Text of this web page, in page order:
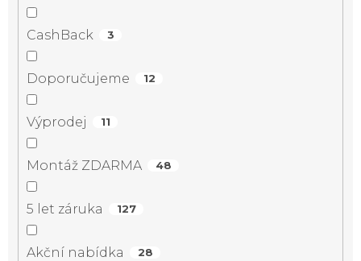
CashBack 3
Doporučujeme 12
Výprodej 11
Montáž ZDARMA 48
5 let záruka 127
Akční nabídka 28